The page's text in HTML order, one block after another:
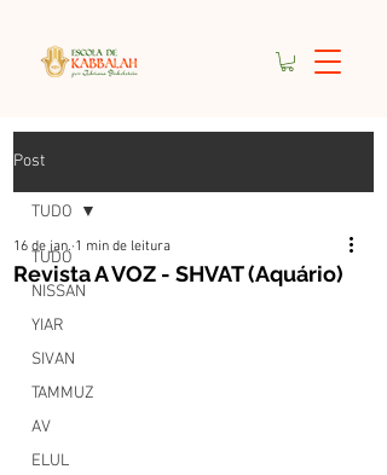
Post
TUDO
NISSAN
YIAR
SIVAN
TAMMUZ
AV
ELUL
TUDO
Revista A VOZ - SHVAT (Aquário)
16 de jan. 1 min de leitura